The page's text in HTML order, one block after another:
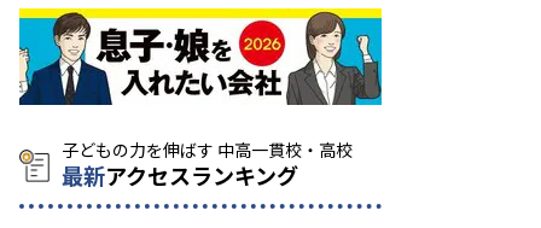
最新アクセスランキング